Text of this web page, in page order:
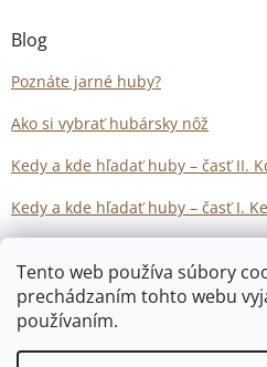
Tento web používa súbory
prechádzaním tohto webu
používaním.
Blog
Poznáte jarné huby?
Ako si vybrať hubársky nôž
Kedy a kde hľadať huby – časť II.
Kedy a kde hľadať huby – časť I.